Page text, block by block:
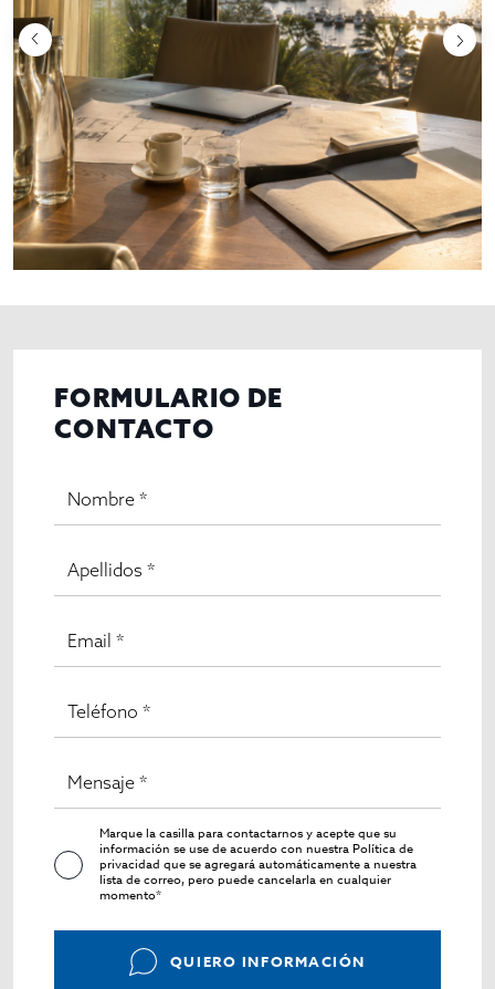
FORMULARIO DE
CONTACTO
Marque la casilla para contactarnos y acepte que su
información se use de acuerdo con nuestraPolítica de
privacidadque se agregará automáticamente a nuestra
lista de correo, pero puede cancelarla en cualquier
momento*
QUIERO INFORMACIÓN